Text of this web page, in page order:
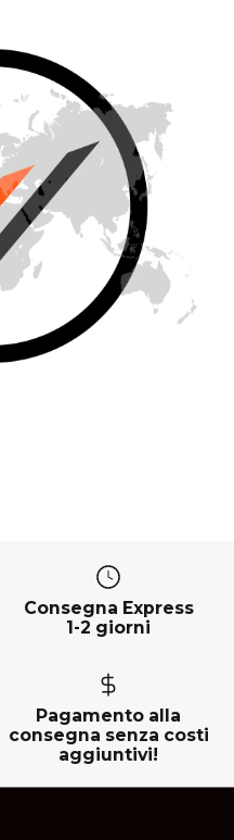
Consegna Express
1-2 giorni
Pagamento alla
consegna senza costi
aggiuntivi!